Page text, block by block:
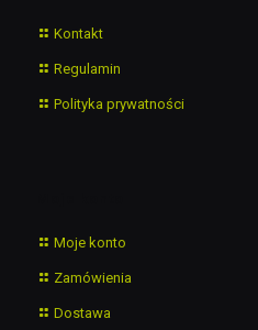
Kontakt
Regulamin
Polityka prywatności
Moje konto
Zamówienia
Dostawa